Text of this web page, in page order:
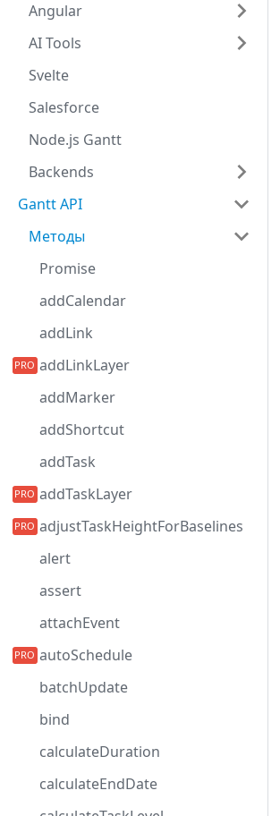
Angular
AI Tools
Svelte
Salesforce
Node.js Gantt
Backends
Gantt API
Методы
Promise
addCalendar
addLink
addLinkLayer
addMarker
addShortcut
addTask
addTaskLayer
adjustTaskHeightForBaselines
alert
assert
attachEvent
autoSchedule
batchUpdate
bind
calculateDuration
calculateEndDate